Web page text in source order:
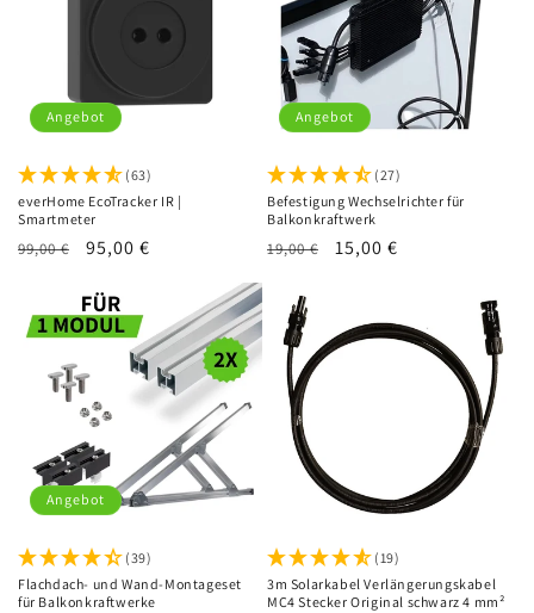
Angebot
(63)
everHome EcoTracker IR |
Smartmeter
Normaler
99,00 € Verkaufspreis
95,00 €
Angebot
(27)
Befestigung Wechselrichter für
Balkonkraftwerk
Normaler
19,00 € Verkaufspreis
15,00 €
Angebot
(39)
Flachdach- und Wand-Montageset
für Balkonkraftwerke
(19)
3m Solarkabel Verlängerungskabel
MC4 Stecker Original schwarz 4 mm²